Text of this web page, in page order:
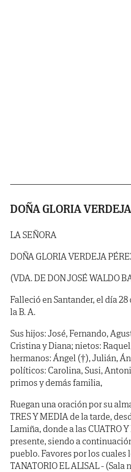
DOÑA GLORIA
LA SEÑORA
DOÑA GLORIA VERDEJA
(VDA. DE DON JOSÉ WALDO
Falleció en Santander, el día
la B. A.
Sus hijos: José, Fernando,
Cristina y Diana; nietos:
hermanos: Ángel (†), Julián,
políticos: Carolina, Susi,
primos y demás familia,
Ruegan una oración por su
TRES Y MEDIA de la tarde,
Lamiña, donde a las CUATRO
presente, siendo a
pueblo. Favores por los
TANATORIO EL ALISAL - (Sala